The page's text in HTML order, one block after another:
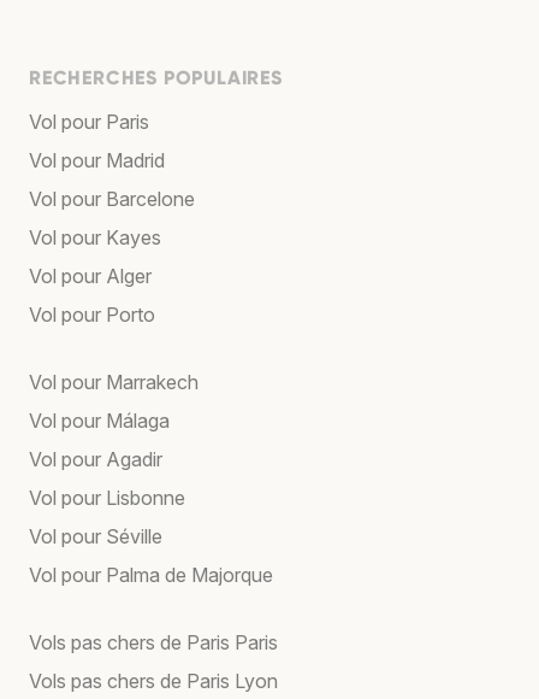
RECHERCHES POPULAIRES
Vol pour Paris
Vol pour Madrid
Vol pour Barcelone
Vol pour Kayes
Vol pour Alger
Vol pour Porto
Vol pour Marrakech
Vol pour Málaga
Vol pour Agadir
Vol pour Lisbonne
Vol pour Séville
Vol pour Palma de Majorque
Vols pas chers de Paris Paris
Vols pas chers de Paris Lyon